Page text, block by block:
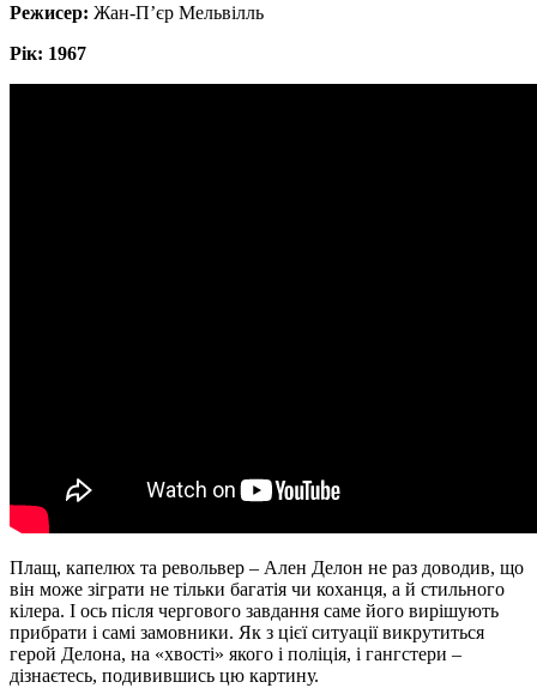
Режисер: Жан-П’єр Мельвілль
Рік: 1967
Плащ, капелюх та револьвер – Ален Делон не раз доводив, що
він може зіграти не тільки багатія чи коханця, а й стильного
кілера. І ось після чергового завдання саме його вирішують
прибрати і самі замовники. Як з цієї ситуації викрутиться
герой Делона, на «хвості» якого і поліція, і гангстери –
дізнаєтесь, подивившись цю картину.